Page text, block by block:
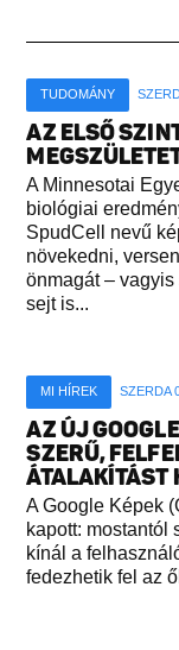
TUDOMÁNY
AZ ELSŐ
A Minnesotai
biológiai
SpudCell nevű
növekedni,
önmagát –
sejt is...
MI HÍREK SZERDA
AZ ÚJ
SZERŰ,
ÁTALAKÍTÁST
A Google Képek
kapott: mostantól
kínál a
fedezhetik fel az